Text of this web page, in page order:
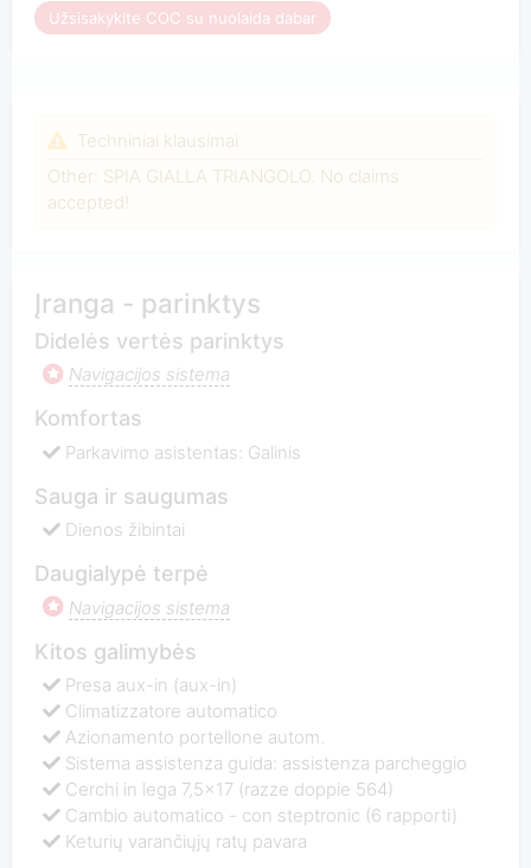
Užsisakykite COC su nuolaida dabar
Techniniai klausimai
Other: SPIA GIALLA TRIANGOLO. No claims
accepted!
Įranga - parinktys
Didelės vertės parinktys
Navigacijos sistema
Komfortas
Parkavimo asistentas: Galinis
Sauga ir saugumas
Dienos žibintai
Daugialypė terpė
Navigacijos sistema
Kitos galimybės
Presa aux-in (aux-in)
Climatizzatore automatico
Azionamento portellone autom.
Sistema assistenza guida: assistenza parcheggio
Cerchi in lega 7,5x17 (razze doppie 564)
Cambio automatico - con steptronic (6 rapporti)
Keturių varančiųjų ratų pavara